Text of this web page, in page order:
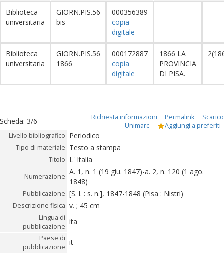
Biblioteca
universitaria
GIORN.PIS.56
bis
000356389
copia
digitale
Biblioteca
universitaria
GIORN.PIS.56
1866
000172887
copia
digitale
1866 LA
PROVINCIA
DI PISA.
Scheda: 3/6 Richiesta informazioni Permalink
Scarico
Unimarc
Aggiungi a preferiti
Livello bibliografico Periodico
Tipo di materiale Testo a stampa
Titolo L' Italia
Numerazione
A. 1, n. 1 (19 giu. 1847)-a. 2, n. 120 (1 ago.
1848)
Pubblicazione [S. l. : s. n.], 1847-1848 (Pisa : Nistri)
Descrizione fisica v. ; 45 cm
Lingua di
pubblicazione
ita
Paese di
pubblicazione
it